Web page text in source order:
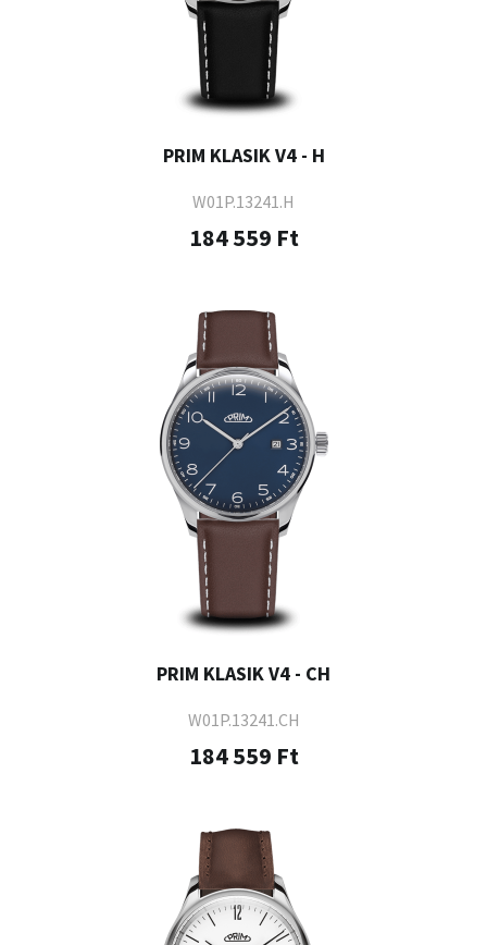
PRIM KLASIK V4 - H
W01P.13241.H
184 559 Ft
PRIM KLASIK V4 - CH
W01P.13241.CH
184 559 Ft